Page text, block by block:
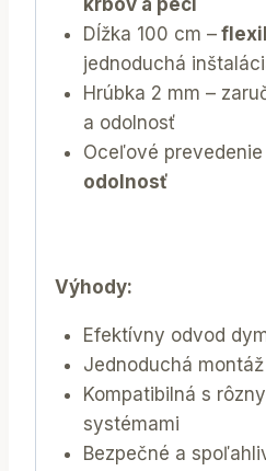
Dĺžka 100 cm –
jednoduchá
Hrúbka 2 mm –
a odolnosť
Oceľové prevedenie
odolnosť
Výhody:
Efektívny odvod
Jednoduchá montáž
Kompatibilná s
systémami
Bezpečné a